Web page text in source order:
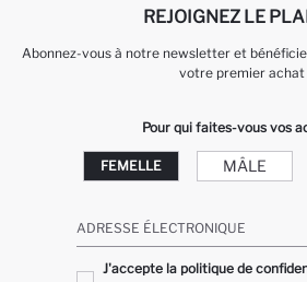
REJOIGNEZ LE
Abonnez-vous à notre newsletter et
votre premier achat
Pour qui faites-vous vos
FEMELLE MÂLE
ADRESSE ÉLECTRONIQUE
J'accepte la politique de